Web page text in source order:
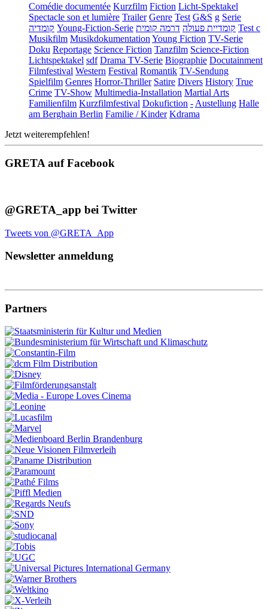
Comédie documentée Kurzfilm Fiction Licht-Spektakel
Spectacle son et lumière Trailer Genre Test G&S g Serie
קומדיה Young-Fiction-Serie קומדיית פעולה דרמה קומית
Test c
Musikfilm Musikdokumentation Young Fiction TV-Serie
Doku Reportage Science Fiction Tanzfilm Science-Fiction
Lichtspektakel sdf Drama TV-Serie Biographie Docutainment
Filmfestival Western Festival Romantik TV-Sendung
Spielfilm Genres Horror-Thriller Satire Divers History True
Crime TV-Show Multimedia-Installation Martial Arts
Familienfilm Kurzfilmfestival Dokufiction - Austellung Halle
am Berghain Berlin Familie / Kinder Kdrama
Jetzt weiterempfehlen!
GRETA auf Facebook
@GRETA_app bei Twitter
Tweets von @GRETA_App
Newsletter anmeldung
Partners